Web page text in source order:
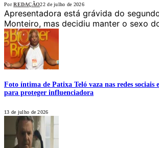
Por REDAÇÃO22 de julho de 2026
Apresentadora está grávida do
Monteiro, mas decidiu manter o sexo
Foto íntima de Patixa Teló vaza nas redes sociais
para proteger influenciadora
13 de julho de 2026